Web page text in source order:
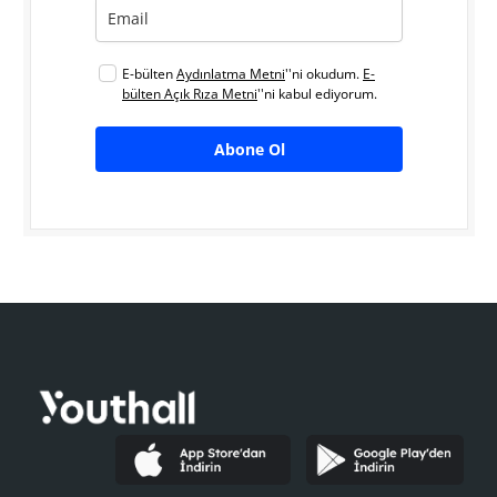
E-bültenAydınlatma Metni''ni okudum. E-
bülten Açık Rıza Metni''ni kabul ediyorum.
Abone Ol